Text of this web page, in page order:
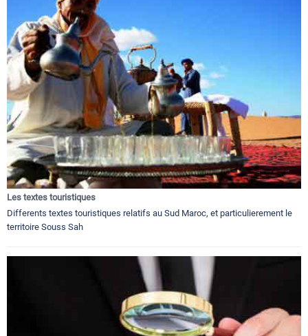
Les textes touristiques
Differents textes touristiques relatifs au Sud Maroc, et particulierement le
territoire Souss Sah